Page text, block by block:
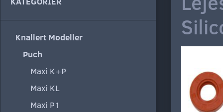
Knallert Modeller
Puch
Maxi K+P
Maxi KL
Maxi P1